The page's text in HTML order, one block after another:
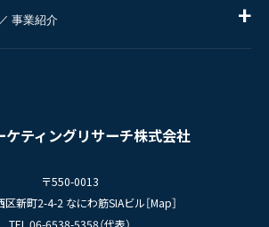
ケティングリサーチ株式会社
〒550-0013
区新町2-4-2 なにわ筋SIAビル［Map］
／ 事業紹介
ー